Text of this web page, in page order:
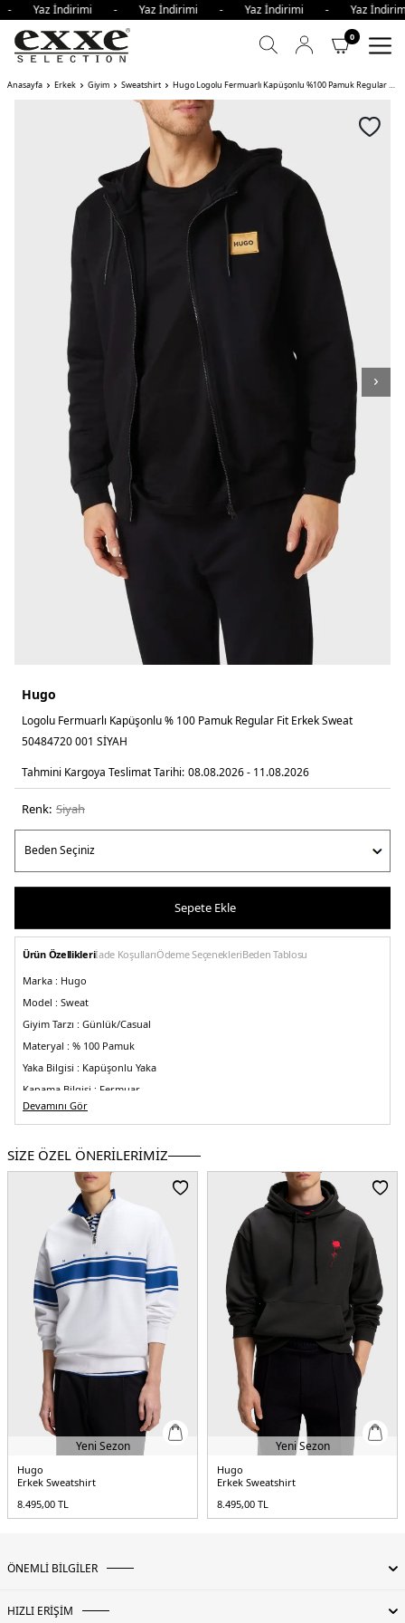
Yaz İndirimi - Yaz İndirimi - Yaz İndirimi - Yaz
0
Anasayfa Erkek Giyim Sweatshirt Hugo Logolu Fermuarlı Kapüşonlu %100 Pamuk Regular Fit Erkek Sweat
Hugo
Logolu Fermuarlı Kapüşonlu % 100 Pamuk Regular Fit Erkek Sweat
50484720 001 SİYAH
Tahmini Kargoya Teslimat Tarihi: 08.08.2026 - 11.08.2026
Renk: si̇yah
Sepete Ekle
Ürün Özellikleriİade KoşullarıÖdeme SeçenekleriBeden Tablosu
Marka : Hugo
Model : Sweat
Giyim Tarzı : Günlük/Casual
Materyal : % 100 Pamuk
Yaka Bilgisi : Kapüşonlu Yaka
Kapama Bilgisi : Fermuar
Kol Bilgisi :Uzun Kol
Detay :
-Model 186 cm boyunda M beden giymektedir
Üretim Yeri :Bangladeş
5DY150484720001.07
Devamını Gör
SİZE ÖZEL ÖNERİLERİMİZ
Yeni Sezon
Hugo
Erkek Sweatshirt
8.495,00 TL
Yeni Sezon
Hugo
Erkek Sweatshirt
8.495,00 TL
ÖNEMLİ BİLGİLER
HIZLI ERİŞİM